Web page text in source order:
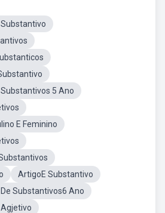
5 Ano
E Feminino
ArtigoE Substantivo
Substantivos6 Ano